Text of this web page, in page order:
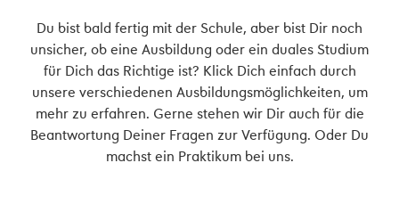
Du bist bald fertig mit der Schule, aber bist Dir noch
unsicher, ob eine Ausbildung oder ein duales Studium
für Dich das Richtige ist? Klick Dich einfach durch
unsere verschiedenen Ausbildungsmöglichkeiten, um
mehr zu erfahren. Gerne stehen wir Dir auch für die
Beantwortung Deiner Fragen zur Verfügung. Oder Du
machst ein Praktikum bei uns.